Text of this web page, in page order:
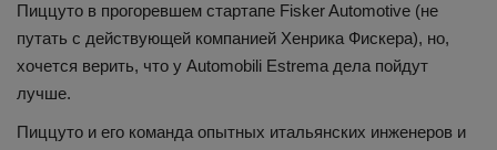
Пиццуто в прогоревшем стартапе Fisker Automotive (не
путать с действующей компанией Хенрика Фискера), но,
хочется верить, что у Automobili Estrema дела пойдут
лучше.
Пиццуто и его команда опытных итальянских инженеров и